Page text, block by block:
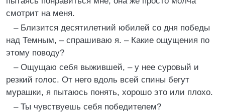
смотрит на меня.
– Близится десятилетний юбилей со дня победы
над Темным, – спрашиваю я. – Какие ощущения по
этому поводу?
– Ощущаю себя выжившей, – у нее суровый и
резкий голос. От него вдоль всей спины бегут
мурашки, я пытаюсь понять, хорошо это или плохо.
– Ты чувствуешь себя победителем?